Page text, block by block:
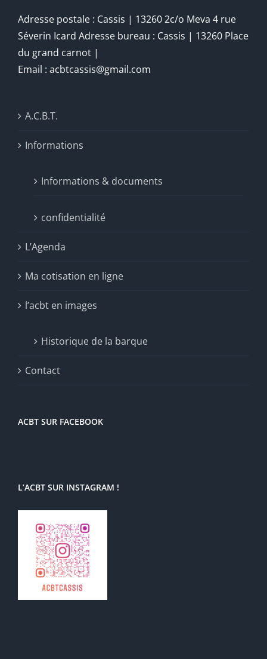
Adresse postale : Cassis | 13260 2c/o Meva 4 rue
Séverin Icard Adresse bureau : Cassis | 13260 Place
du grand carnot |
Email : acbtcassis@gmail.com
A.C.B.T.
Informations
Informations & documents
confidentialité
L’Agenda
Ma cotisation en ligne
l’acbt en images
Historique de la barque
Contact
ACBT SUR FACEBOOK
L’ACBT SUR INSTAGRAM !